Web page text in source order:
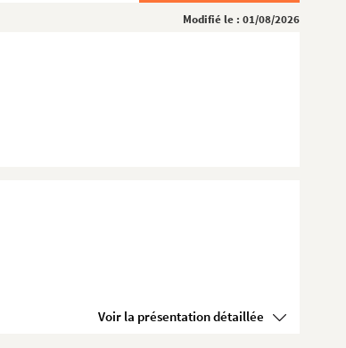
Modifié le : 01/08/2026
Voir la présentation détaillée